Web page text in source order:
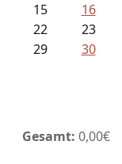
15
16
22
23
29
30
Gesamt: 0,00€